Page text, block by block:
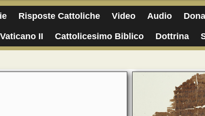
Risposte Cattoliche Video Audio
II Cattolicesimo Biblico Dottrina